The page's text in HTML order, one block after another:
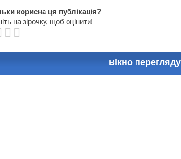
корисна ця публікація?
на зірочку, щоб оцінити!
Вікно